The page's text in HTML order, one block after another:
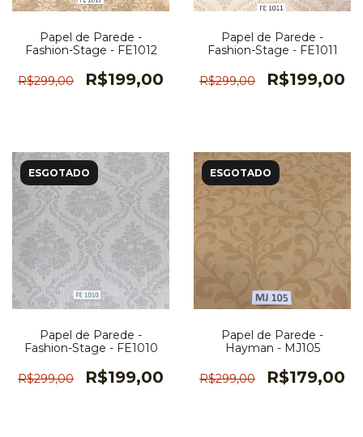
Papel de Parede -
Fashion-Stage - FE1012
R$299,00 R$199,00
Papel de Parede -
Fashion-Stage - FE1011
R$299,00 R$199,00
ESGOTADO
Papel de Parede -
Fashion-Stage - FE1010
R$299,00 R$199,00
ESGOTADO
Papel de Parede -
Hayman - MJ105
R$299,00 R$179,00